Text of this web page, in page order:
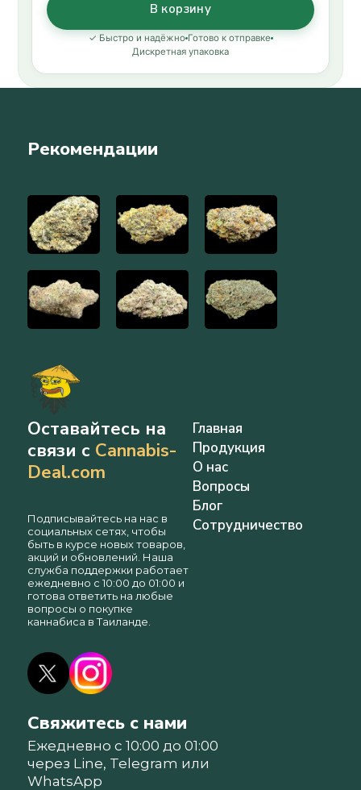
В корзину
✓ Быстро и надёжно Готово к отправке
Дискретная упаковка
Оставайтесь на
связи с Cannabis-
Deal.com
Подписывайтесь на нас в
социальных сетях, чтобы
быть в курсе новых товаров,
акций и обновлений. Наша
служба поддержки работает
ежедневно с 10:00 до 01:00 и
готова ответить на любые
вопросы о покупке
каннабиса в Таиланде.
Главная
Продукция
О нас
Вопросы
Блог
Сотрудничество
Свяжитесь с нами
Ежедневно с 10:00 до 01:00
через Line, Telegram или
WhatsApp
Рекомендации